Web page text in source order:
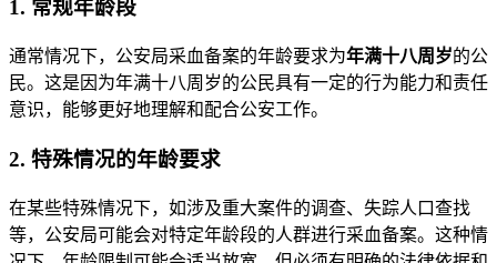
1. 常规年龄段
通常情况下，公安局采血备案的年龄要求为年满十八周岁的公
民。这是因为年满十八周岁的公民具有一定的行为能力和责任
意识，能够更好地理解和配合公安工作。
2. 特殊情况的年龄要求
在某些特殊情况下，如涉及重大案件的调查、失踪人口查找
等，公安局可能会对特定年龄段的人群进行采血备案。这种情